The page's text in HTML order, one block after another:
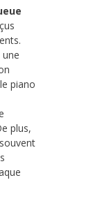
piano
plus,